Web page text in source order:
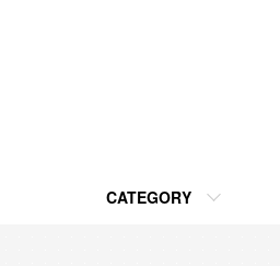
CATEGORY